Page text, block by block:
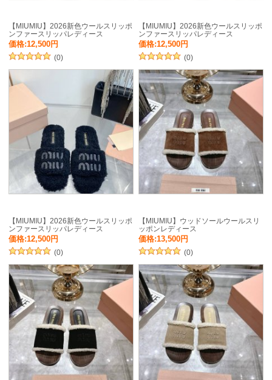
【MIUMIU】2026新色ウールスリッポ
ンファースリッパレディース
価格:12,500円
(0)
【MIUMIU】2026新色ウールスリッポ
ンファースリッパレディース
価格:12,500円
(0)
【MIUMIU】2026新色ウールスリッポ
ンファースリッパレディース
価格:12,500円
(0)
【MIUMIU】ウッドソールウールスリ
ッポンレディース
価格:13,500円
(0)